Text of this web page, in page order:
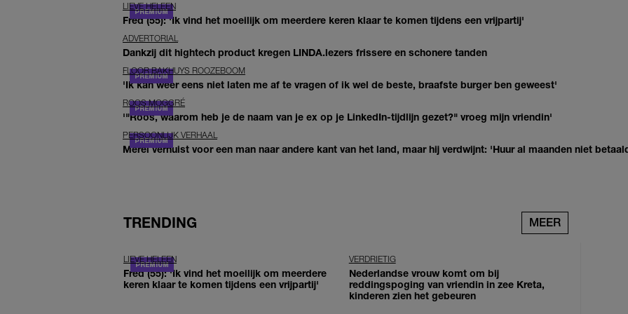
LIEVE HELEEN
Fred (55): 'Ik vind het moeilijk om meerdere keren klaar te komen tijdens een vrijpartij'
ADVERTORIAL
Dankzij dit hightech product kregen LINDA.lezers frissere en schonere tanden
FLOOR BAKHUYS ROOZEBOOM
'Ik kan weer eens niet laten me af te vragen of ik wel de beste, braafste burger ben geweest'
ROOS MOGGRÉ
'"Roos, waarom heb je de naam van je ex op je LinkedIn-tijdlijn gezet?" vroeg mijn vriendin'
PERSOONLIJK VERHAAL
Merel verhuist voor een man naar andere kant van het land, maar hij verdwijnt: 'Huur al maanden niet
TRENDING MEER
LIEVE HELEEN
Fred (55): 'Ik vind het moeilijk om meerdere
keren klaar te komen tijdens een vrijpartij'
VERDRIETIG
Nederlandse vrouw komt om bij
reddingspoging van vriendin in zee Kreta,
kinderen zien het gebeuren